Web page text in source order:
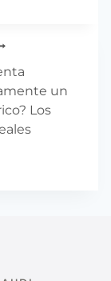
un
Los